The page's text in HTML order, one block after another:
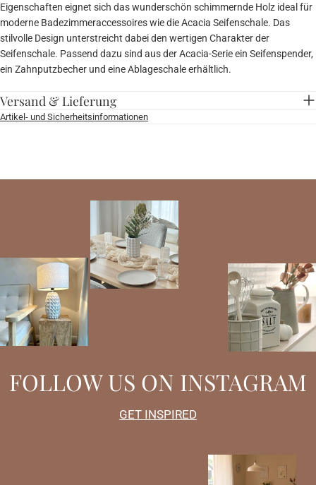
Eigenschaften eignet sich das wunderschön schimmernde Holz ideal für
moderne Badezimmeraccessoires wie die Acacia Seifenschale. Das
stilvolle Design unterstreicht dabei den wertigen Charakter der
Seifenschale. Passend dazu sind aus der Acacia-Serie ein Seifenspender,
ein Zahnputzbecher und eine Ablageschale erhältlich.
Versand & Lieferung
Artikel- und Sicherheitsinformationen
FOLLOW US ON INSTAGRAM
GET INSPIRED